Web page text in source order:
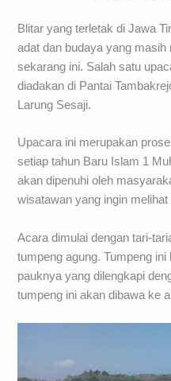
Blitar yang terletak di Jawa
adat dan budaya yang masih
sekarang ini. Salah satu
diadakan di Pantai
Larung Sesaji.
Upacara ini merupakan
setiap tahun Baru Islam 1
akan dipenuhi oleh
wisatawan yang ingin
Acara dimulai dengan tari-
tumpeng agung. Tumpeng
pauknya yang dilengkapi
tumpeng ini akan dibawa ke